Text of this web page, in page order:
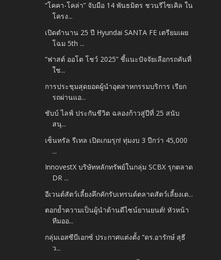
“โคคา-โคล่า” จับมือ 14 พันธมิตร ชวนรีไซเคิล ใน
โครง...
เปิดตำนาน 25 ปี Hyundai SANTA FE เตรียมเผย
โฉม 5th ...
“ฟาสต์ ออโต โชว์ 2025” ชี้แนะปัจจัยเลือกรถคันที่
ใช...
การประชุมสุดยอดผู้นำอุตสาหกรรมบริการ เรียก
รถผ่านแอ...
ชับบ์ ไลฟ์ ประกันชีวิต ฉลองก้าวสู่ปีที่ 25 สนับ
สนุ...
เซ็นทรัล รีเทล เปิดเกมรุก! ทุ่มงบ 3 ปีกว่า 45,000
...
InnovestX บริษัทหลักทรัพย์ในกลุ่ม SCBX รุกตลาด
DR ...
อีเวนต์สัตว์เลี้ยงคึกคักรับเทรนด์ตลาดสัตว์เลี้ยงเต...
ตอกย้ำความเป็นผู้นำด้านดีไซน์ยานยนต์! หัวหน้า
ทีมออ...
กลุ่มเอสซีบีเอกซ์ ประกาศแต่งตั้ง “ดร.อารักษ์ สุธี
ว...